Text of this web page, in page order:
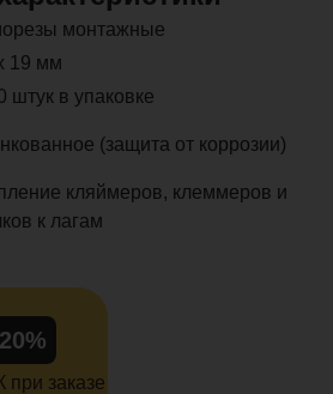
монтажные
19 мм
штук в упаковке
(защита от коррозии)
кляймеров, клеммеров и
к лагам
заказе